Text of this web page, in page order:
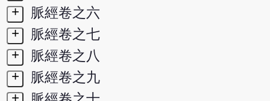
+
脈經卷之六
+
脈經卷之七
+
脈經卷之八
+
脈經卷之九